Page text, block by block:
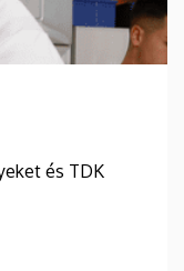
és TDK